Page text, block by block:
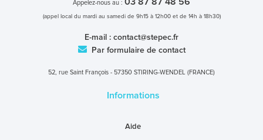
Appelez-nous au :
(appel local du mardi au samedi de 9h15 à 12h00 et de 14h à 18h30)
E-mail : contact@stepec.fr
Par formulaire de contact
52, rue Saint François - 57350 STIRING-WENDEL (FRANCE)
Informations
Aide